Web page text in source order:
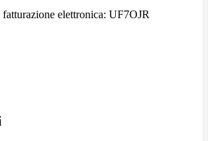
elettronica: UF7OJR